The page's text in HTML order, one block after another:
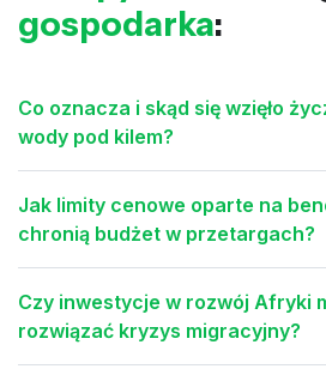
gospodarka:
Co oznacza i skąd się wzięło
wody pod kilem?
Jak limity cenowe oparte na
chronią budżet w przetargach?
Czy inwestycje w rozwój Afryki
rozwiązać kryzys migracyjny?